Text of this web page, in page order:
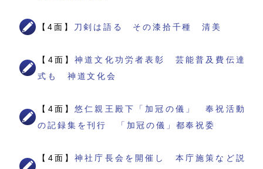
【4面】 刀剣は語る その漆拾千種 清美
【4面】神道文化功労者表彰 芸能普及費伝達
式も 神道文化会
【4面】悠仁親王殿下「加冠の儀」 奉祝活動
の記録集を刊行 「加冠の儀」都奉祝委
【4面】神社庁長会を開催し 本庁施策など説